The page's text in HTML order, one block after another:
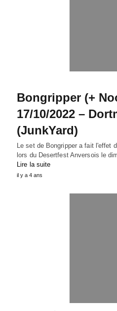
Bongripper (+
17/10/2022 –
(JunkYard)
Le set de Bongripper a fait l'effet
lors du Desertfest Anversois le
Lire la suite
il y a 4 ans